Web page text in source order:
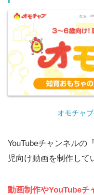
オモチャ
YouTubeチャンネルの
児向け動画を制作して
動画制作やYouTubeチ